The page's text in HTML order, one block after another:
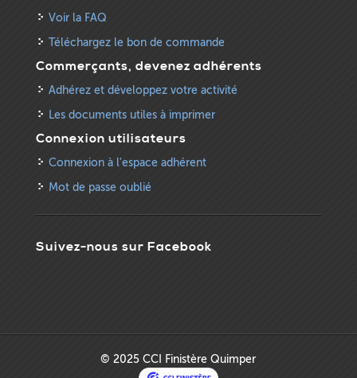
Voir la FAQ
Téléchargez le bon de commande
Commerçants, devenez adhérents
Adhérez et développez votre activité
Les documents utiles à imprimer
Connexion utilisateurs
Connexion à l'espace adhérent
Mot de passe oublié
Suivez-nous sur Facebook
© 2025 CCI Finistère Quimper